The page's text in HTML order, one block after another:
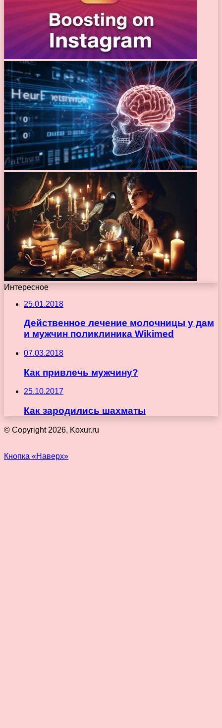
Интересное
25.01.2018
Действенное лечение молочницы у дам
и мужчин поликлиника Wikimed
07.03.2018
Как привлечь мужчину?
25.10.2017
Как зародились шахматы
© Copyright 2026, Koxur.ru
Кнопка «Наверх»